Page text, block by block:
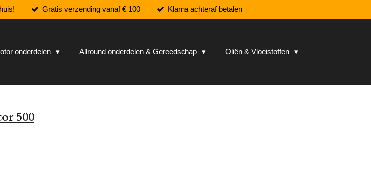
Gratis verzending vanaf € 100 Klarna achteraf betalen
onderdelen Allround onderdelen & Gereedschap
Oliën & Vloeistoffen
500